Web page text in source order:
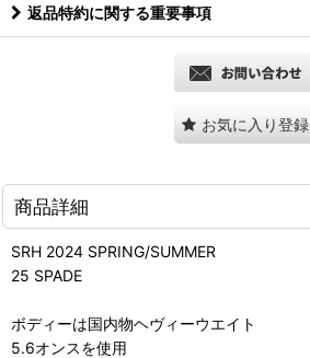
返品特約に関する重要事項
お気に入り登録
商品詳細
SRH 2024 SPRING/SUMMER
25 SPADE
ボディーは国内物ヘヴィーウエイト
5.6オンスを使用